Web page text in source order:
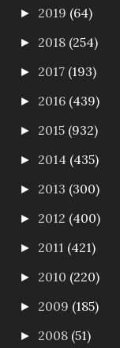
► 2019 (64)
► 2018 (254)
► 2017 (193)
► 2016 (439)
► 2015 (932)
► 2014 (435)
► 2013 (300)
► 2012 (400)
► 2011 (421)
► 2010 (220)
► 2009 (185)
► 2008 (51)